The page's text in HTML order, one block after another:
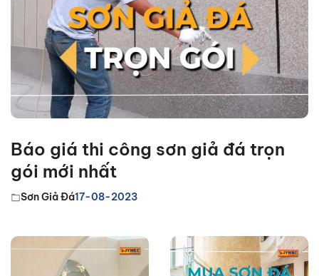
Báo giá thi công sơn giả đá trọn
gói mới nhất
Sơn Giả Đá17-08-2023